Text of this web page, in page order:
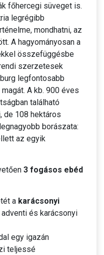
főhercegi süveget is.
legrégibb
mondhatni, az
A hagyományosan a
összefüggésbe
szerzetesek
legfontosabb
A kb. 900 éves
található
de 108 hektáros
borászata:
az egyik
3 fogásos ebéd
a karácsonyi
és karácsonyi
egy igazán
teljessé